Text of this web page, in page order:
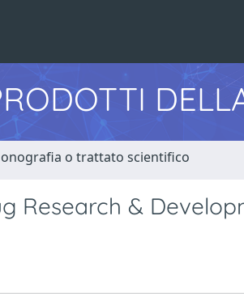
o trattato scientifico
Research &